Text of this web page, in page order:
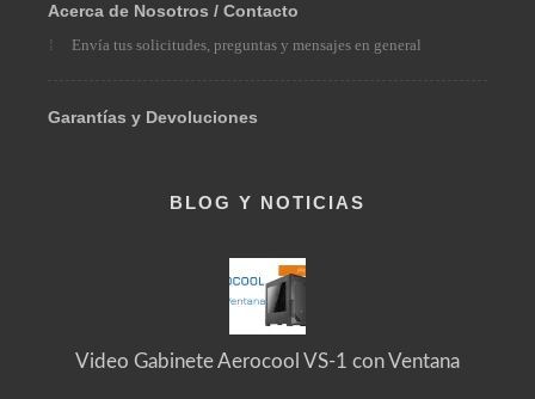
Acerca de Nosotros / Contacto
Envía tus solicitudes, preguntas y mensajes en general
Garantías y Devoluciones
BLOG Y NOTICIAS
Video Gabinete Aerocool VS-1 con Ventana